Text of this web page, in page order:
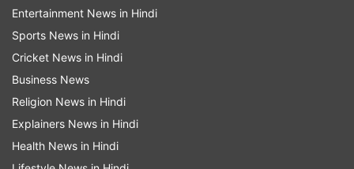
शख्स ने ऐसे दी गर्मी को मात
सोशल मीडिया परवायरल हो रहे इस वीडियो में
सकता है कि एक शख्स ने गर्मी से तंग आकर ऐसा जुगाड़
लगाया कि देखने वाले दांतों तले उंगली दबा लें। वीडियो में आप
देख सकते हैं कि एक गहरे कुएं के अंदर रस्सियों से खाट
लटकाई गई है, और उस पर एक शख्स बड़े आराम से लेटा हुआ
है। ठंडे कुएं में शीतल हवा, और ऊपर से गर्मी का नामोनिशान
Entertainment News in Hindi
Sports News in Hindi
Cricket News in Hindi
Business News
Religion News in Hindi
Explainers News in Hindi
Health News in Hindi